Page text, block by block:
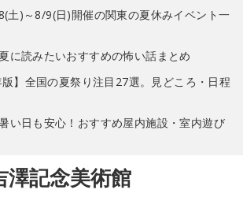
土)～8/9(日)開催の関東の夏休みイベント一
夏に読みたいおすすめの怖い話まとめ
版】全国の夏祭り注目27選。見どころ・日程
い日も安心！おすすめ屋内施設・室内遊び
澤記念美術館